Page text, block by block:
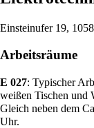
Einsteinufer 19,
Arbeitsräume
E 027: Typischer
weißen Tischen und
Gleich neben dem
Uhr.